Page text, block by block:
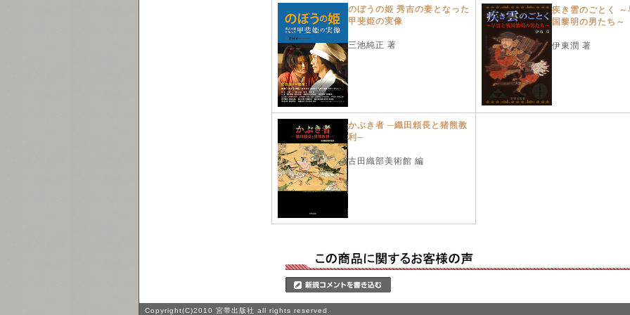
のぼうの姫 秀吉の妻となった
甲斐姫の実像
三池純正 著
疾き雲のごとく ～
国黎明の男たち～
伊東潤 著
かぶき者 ─織田頼長と猪熊教
利─
古田織部美術館 編
Copyright(C)2010 宮帯出版社 all rights reserved.